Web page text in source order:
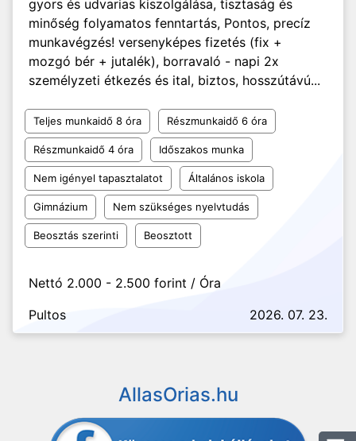
gyors és udvarias kiszolgálása, tisztaság és
minőség folyamatos fenntartás, Pontos, precíz
munkavégzés! versenyképes fizetés (fix +
mozgó bér + jutalék), borravaló - napi 2x
személyzeti étkezés és ital, biztos, hosszútávú...
Teljes munkaidő 8 óra Részmunkaidő 6 óra
Részmunkaidő 4 óra Időszakos munka
Nem igényel tapasztalatot Általános iskola
Gimnázium Nem szükséges nyelvtudás
Beosztás szerinti Beosztott
Nettó 2.000 - 2.500 forint / Óra
Pultos
2026. 07. 23.
AllasOrias.hu